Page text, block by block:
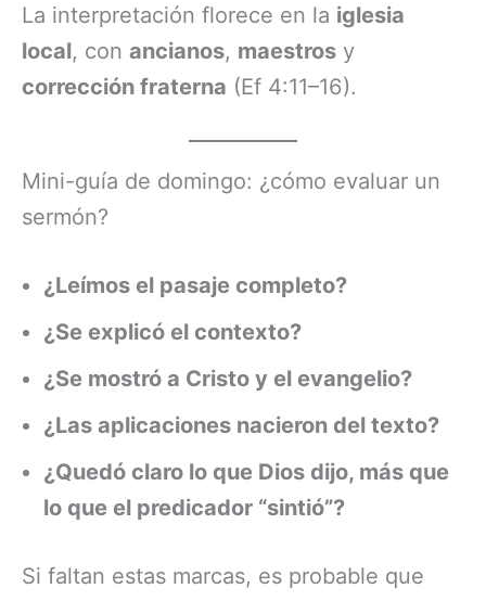
La interpretación florece en la iglesia
local, con ancianos, maestros y
corrección fraterna (Ef 4:11–16).
Mini-guía de domingo: ¿cómo evaluar un
sermón?
¿Leímos el pasaje completo?
¿Se explicó el contexto?
¿Se mostró a Cristo y el evangelio?
¿Las aplicaciones nacieron del texto?
¿Quedó claro lo que Dios dijo, más que
lo que el predicador “sintió”?
Si faltan estas marcas, es probable que